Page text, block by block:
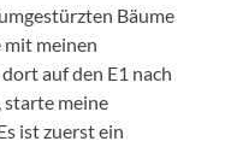
Bäume
mit meinen
auf den E1 nach
starte meine
ist zuerst ein